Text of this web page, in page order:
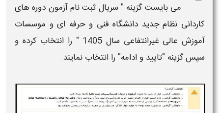
می بایست گزینه " سریال ثبت نام آزمون دوره های
كاردانی نظام جدید دانشگاه فنی و حرفه ای و موسسات
آموزش عالی غیرانتفاعی سال 1405
" را انتخاب کرده و
سپس گزینه "تایید و ادامه" را انتخاب نمایند.